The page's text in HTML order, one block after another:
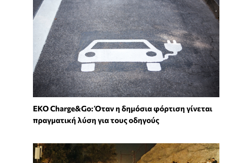
EKO Charge&Go: Όταν η δημόσια φόρτιση γίνεται
πραγματική λύση για τους οδηγούς